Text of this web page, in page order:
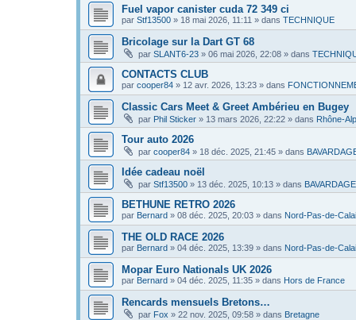
Fuel vapor canister cuda 72 349 ci
par Stf13500 » 18 mai 2026, 11:11 » dans TECHNIQUE
Bricolage sur la Dart GT 68
par SLANT6-23 » 06 mai 2026, 22:08 » dans
CONTACTS CLUB
par cooper84 » 12 avr. 2026, 13:23 » dans
Classic Cars Meet & Greet Ambérieu en Bugey
par Phil Sticker » 13 mars 2026, 22:22 » dans Rhône-
Tour auto 2026
par cooper84 » 18 déc. 2025, 21:45 » dans
Idée cadeau noël
par Stf13500 » 13 déc. 2025, 10:13 » dans
BETHUNE RETRO 2026
par Bernard » 08 déc. 2025, 20:03 » dans Nord-Pas-de-
THE OLD RACE 2026
par Bernard » 04 déc. 2025, 13:39 » dans Nord-Pas-de-
Mopar Euro Nationals UK 2026
par Bernard » 04 déc. 2025, 11:35 » dans Hors de France
Rencards mensuels Bretons…
par Fox » 22 nov. 2025, 09:58 » dans Bretagne